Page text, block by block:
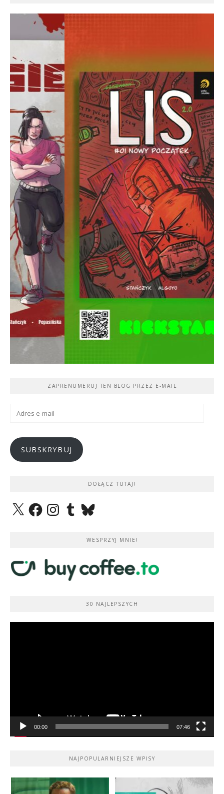
ZAPRENUMERUJ TEN BLOG PRZEZ E-MAIL
Adres
SUBSKRYBUJ
DOŁĄCZ TUTAJ!
X FacebookInstagramTumblrBluesky
WESPRZYJ MNIE!
30 NAJLEPSZYCH
00:00 07:46
NAJPOPULARNIEJSZE WPISY